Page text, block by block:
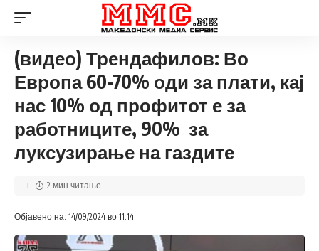
(видео) Трендафилов: Во
Европа 60-70% оди за плати, кај
нас 10% од профитот е за
работниците, 90% за
луксузирање на газдите
Објавено на: 14/09/2024 во 11:14
2 мин читање